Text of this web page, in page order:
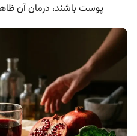
پوست باشند، درمان آن